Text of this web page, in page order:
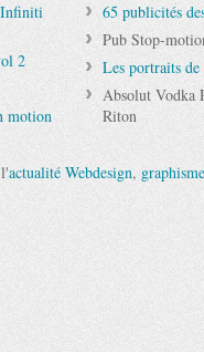
Infiniti
2
motion
65 publicités
Pub Stop-
Les portraits
Absolut Vodka
Riton
actualité Webdesign, graphisme